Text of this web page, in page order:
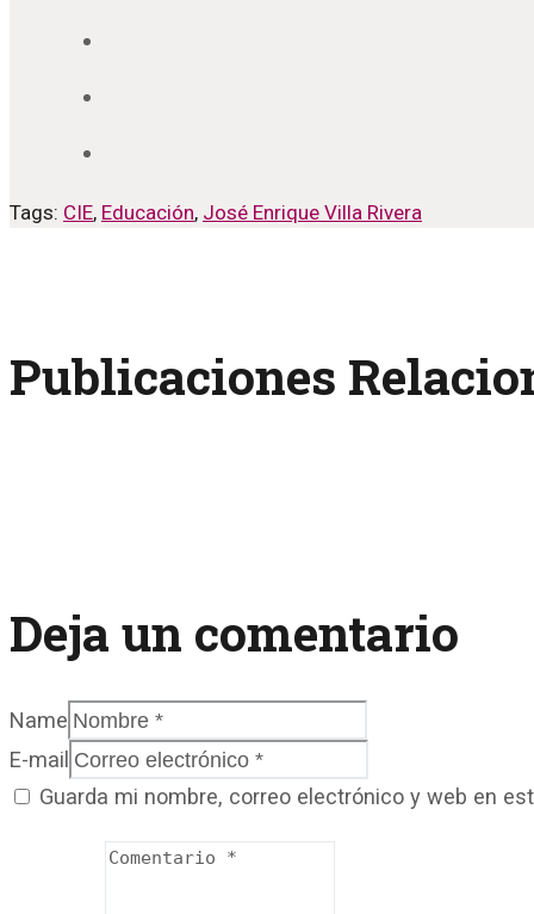
Tags: CIE, Educación, José Enrique Villa Rivera
Publicaciones
Deja un comentario
Name
E-mail
Guarda mi nombre, correo electrónico y web en